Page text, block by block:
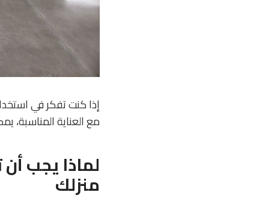
إذا كنت تفكر في
مع العناية المناسبة،
لماذا يجب
منزلك